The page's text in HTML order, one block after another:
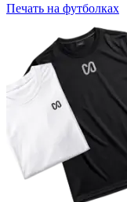
Печать на футболках